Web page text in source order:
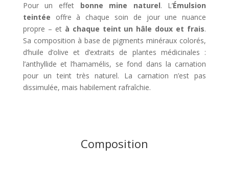
Pour un effet bonne mine naturel. L’Émulsion
teintée offre à chaque soin de jour une nuance
propre – et à chaque teint un hâle doux et frais.
Sa composition à base de pigments minéraux colorés,
d’huile d’olive et d’extraits de plantes médicinales :
l’anthyllide et l’hamamélis, se fond dans la carnation
pour un teint très naturel. La carnation n’est pas
dissimulée, mais habilement rafraîchie.
Composition